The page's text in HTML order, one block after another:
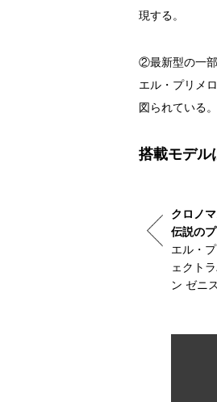
現する。
②最新型の一
エル・プリメ
図られている。
搭載モデル
イビートや50時間駆動などの
クロノ
伝説の
エル・
ェクト
ン ゼニス